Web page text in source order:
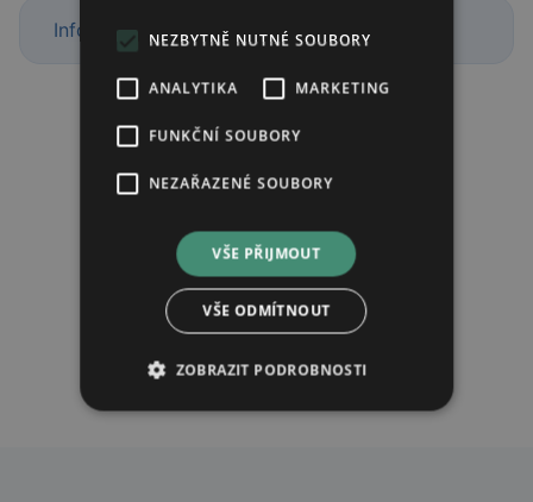
Informace o alternativách nejsou k dispozici
NEZBYTNĚ NUTNÉ SOUBORY
ANALYTIKA MARKETING
FUNKČNÍ SOUBORY
NEZAŘAZENÉ SOUBORY
VŠE PŘIJMOUT
VŠE ODMÍTNOUT
ZOBRAZIT PODROBNOSTI